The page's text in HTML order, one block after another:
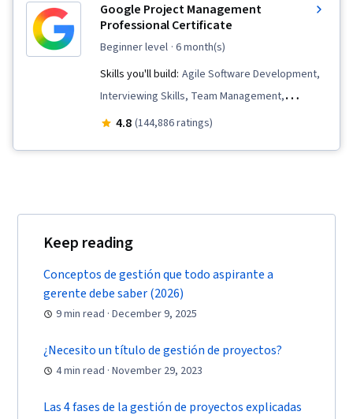
Google Project Management
Professional Certificate
beginner level · 6 month(s)
Skills you'll build: Agile Software Development,
Interviewing Skills, Team Management,
Stakeholder Communications, Team
Change Management, Backlogs, Agile Project
Management, Project Planning, Quality
Management, User Story, Product Roadmaps,
Sprint Planning, Organizational Change,
Solving, Project Management Software, Team
Waterfall Methodology, Influencing, Product
4.8 (144,886 ratings)
Keep reading
Conceptos de gestión que todo aspirante a
gerente debe saber (2026)
9 min read · December 9, 2025
¿Necesito un título de gestión de proyectos?
4 min read · November 29, 2023
Las 4 fases de la gestión de proyectos explicadas